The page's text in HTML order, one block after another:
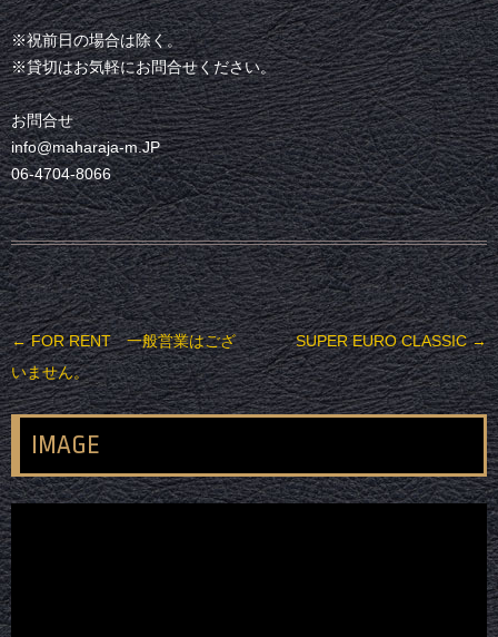
※祝前日の場合は除く。
※貸切はお気軽にお問合せください。
お問合せ
info@maharaja-m.JP
06-4704-8066
投稿ナビゲーション
←FOR RENT 一般営業はござ
いません。
SUPER EURO CLASSIC→
IMAGE